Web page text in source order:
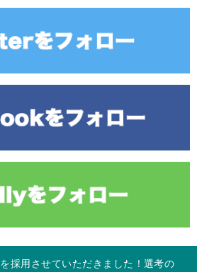
採用させていただきました！選考の